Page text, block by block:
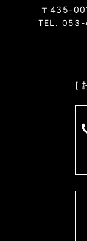
〒435-
TEL. 053-